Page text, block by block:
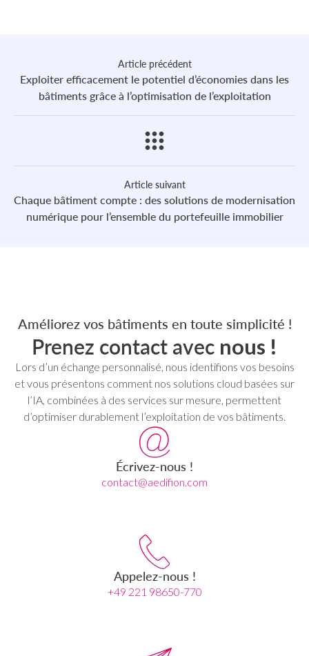
Article précédent
Exploiter efficacement le potentiel d’économies dans les
bâtiments grâce à l’optimisation de l’exploitation
Article suivant
Chaque bâtiment compte : des solutions de modernisation
numérique pour l’ensemble du portefeuille immobilier
Améliorez vos bâtiments en toute simplicité !
Prenez contact avec nous !
Lors d’un échange personnalisé, nous identifions vos besoins
et vous présentons comment nos solutions cloud basées sur
l’IA, combinées à des services sur mesure, permettent
d’optimiser durablement l’exploitation de vos bâtiments.
Écrivez-nous !
contact@aedifion.com
Appelez-nous !
+49 221 98650-770